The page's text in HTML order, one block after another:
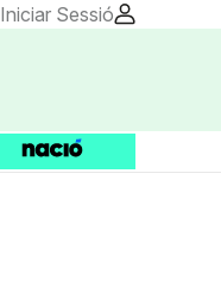
Iniciar Sessió